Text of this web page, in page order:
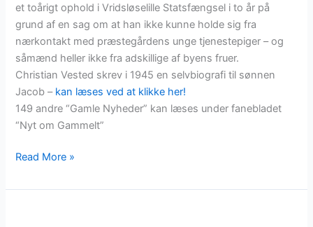
et toårigt ophold i Vridsløselille Statsfængsel i to år på
grund af en sag om at han ikke kunne holde sig fra
nærkontakt med præstegårdens unge tjenestepiger – og
såmænd heller ikke fra adskillige af byens fruer.
Christian Vested skrev i 1945 en selvbiografi til sønnen
Jacob – kan læses ved at klikke her!
149 andre “Gamle Nyheder” kan læses under fanebladet
“Nyt om Gammelt”
Sognepræst
–
Read More »